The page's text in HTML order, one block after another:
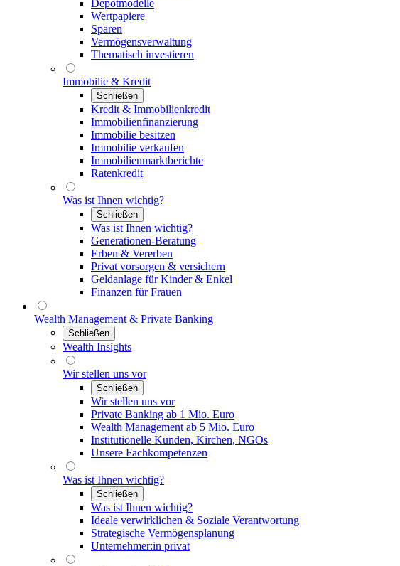
Depotmodelle
Wertpapiere
Sparen
Vermögensverwaltung
Thematisch investieren
Immobilie & Kredit
Schließen
Kredit & Immobilienkredit
Immobilienfinanzierung
Immobilie besitzen
Immobilie verkaufen
Immobilienmarktberichte
Ratenkredit
Was ist Ihnen wichtig?
Schließen
Was ist Ihnen wichtig?
Generationen-Beratung
Erben & Vererben
Privat vorsorgen & versichern
Geldanlage für Kinder & Enkel
Finanzen für Frauen
Wealth Management & Private Banking
Schließen
Wealth Insights
Wir stellen uns vor
Schließen
Wir stellen uns vor
Private Banking ab 1 Mio. Euro
Wealth Management ab 5 Mio. Euro
Institutionelle Kunden, Kirchen, NGOs
Unsere Fachkompetenzen
Was ist Ihnen wichtig?
Schließen
Was ist Ihnen wichtig?
Ideale verwirklichen & Soziale Verantwortung
Strategische Vermögensplanung
Unternehmer:in privat